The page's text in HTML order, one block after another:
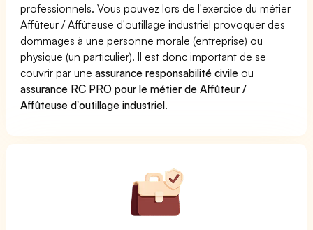
professionnels. Vous pouvez lors de l'exercice du métier
Affûteur / Affûteuse d'outillage industriel provoquer des
dommages à une personne morale (entreprise) ou
physique (un particulier). Il est donc important de se
couvrir par uneassurance responsabilité civile ou
assurance RC PRO pour le métier de Affûteur /
Affûteuse d'outillage industriel.